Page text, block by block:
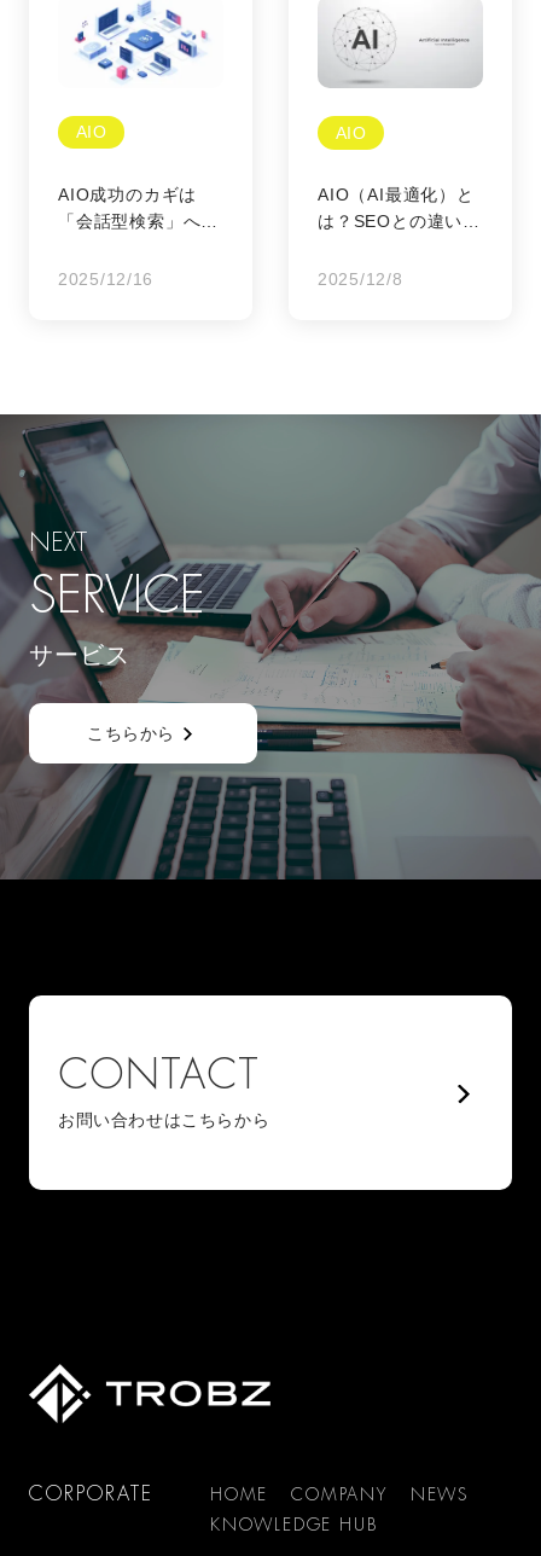
AIO
AIO成功のカギは
「会話型検索」への
る対話型コンテンツ
2025/12/16
AIO
AIO（AI最適化）と
は？SEOとの違いと
2025/12/8
NEXT
SERVICE
サービス
こちらから
CONTACT
お問い合わせはこちらから
CORPORATE HOME COMPANY
NEWS
KNOWLEDGE HUB